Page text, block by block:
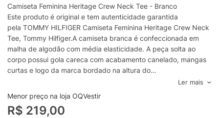
Camiseta Feminina Heritage Crew Neck Tee - Branco
Este produto é original e tem autenticidade garantida
pela TOMMY HILFIGER Camiseta Feminina Heritage Crew Neck
Tee, Tommy Hilfiger.A camiseta branca é confeccionada em
malha de algodão com média elasticidade. A peça solta ao
corpo possui gola careca com acabamento canelado, mangas
curtas e logo da marca bordado na altura do
tórax.Especificações & Cuidados:Lavar à mão.Composição:
100% AlgodãoCor: BrancoMarca: Tommy Hilfiger
Ler mais
Menor preço na loja OQVestir
R$ 219,00